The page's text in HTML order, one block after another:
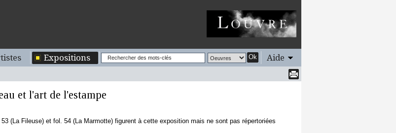
Expositions Ok Aide
et l'art de l'estampe
(La Fileuse) et fol. 54 (La Marmotte) figurent à cette exposition mais ne sont pas répertoriées